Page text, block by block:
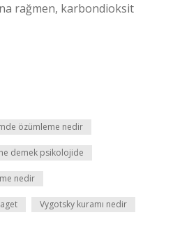
rağmen, karbondioksit
özümleme nedir
demek psikolojide
nedir
Vygotsky kuramı nedir